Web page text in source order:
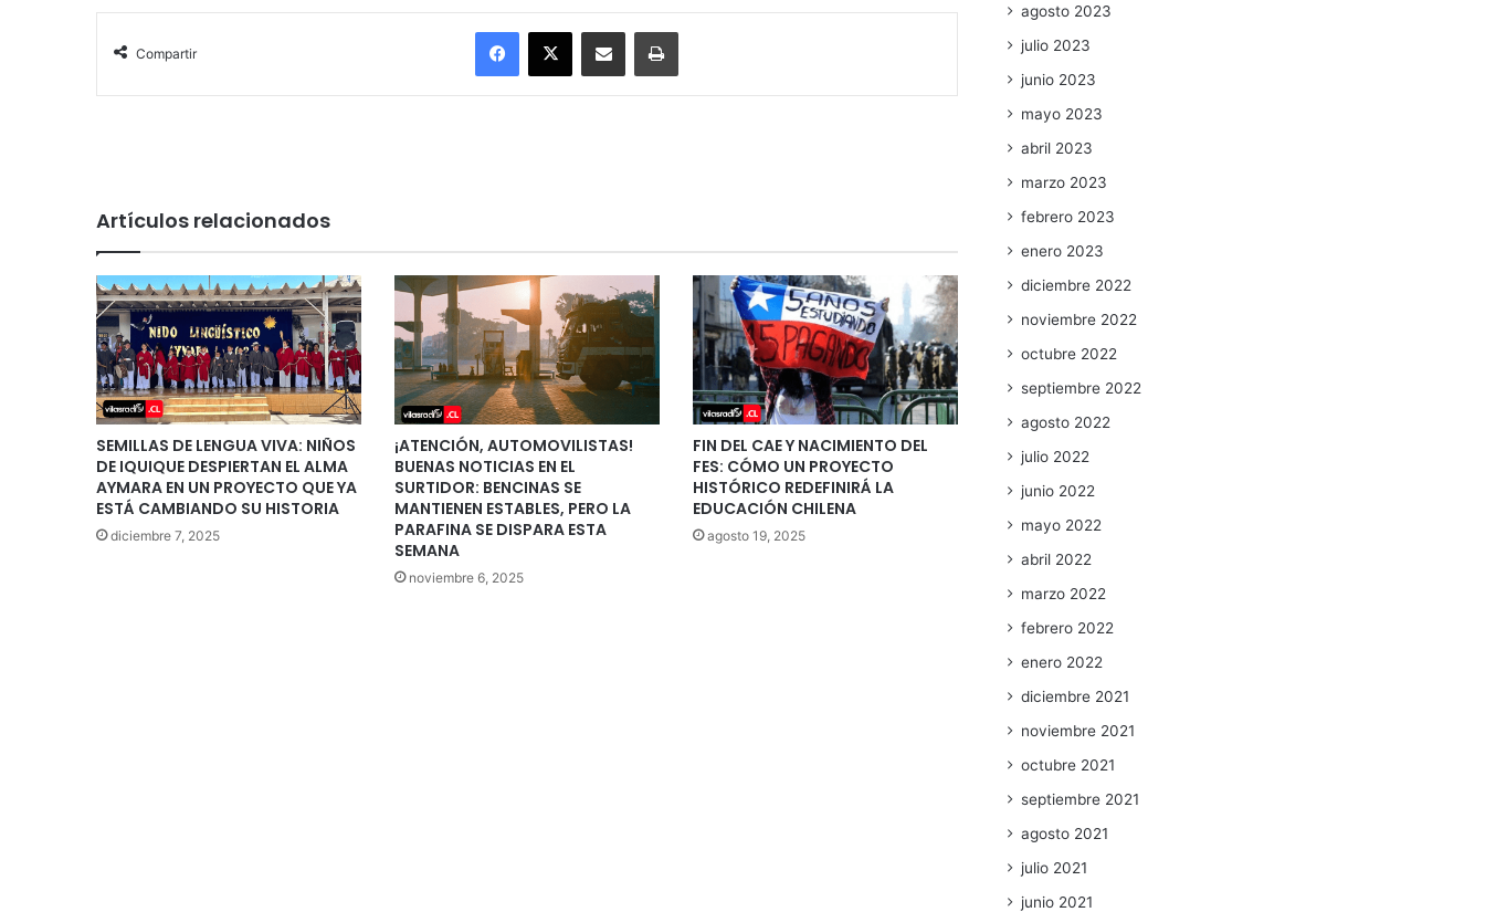
Compartir
Facebook
X Enviar vía email Imprimir
Artículos relacionados
SEMILLAS DE LENGUA VIVA: NIÑOS
DE IQUIQUE DESPIERTAN EL ALMA
AYMARA EN UN PROYECTO QUE YA
ESTÁ CAMBIANDO SU HISTORIA
diciembre 7, 2025
¡ATENCIÓN, AUTOMOVILISTAS!
BUENAS NOTICIAS EN EL
SURTIDOR: BENCINAS SE
MANTIENEN ESTABLES, PERO LA
PARAFINA SE DISPARA ESTA
SEMANA
noviembre 6, 2025
FIN DEL CAE Y NACIMIENTO DEL
FES: CÓMO UN PROYECTO
HISTÓRICO REDEFINIRÁ LA
EDUCACIÓN CHILENA
agosto 19, 2025
agosto 2023
julio 2023
junio 2023
mayo 2023
abril 2023
marzo 2023
febrero 2023
enero 2023
diciembre 2022
noviembre 2022
octubre 2022
septiembre 2022
agosto 2022
julio 2022
junio 2022
mayo 2022
abril 2022
marzo 2022
febrero 2022
enero 2022
diciembre 2021
noviembre 2021
octubre 2021
septiembre 2021
agosto 2021
julio 2021
junio 2021